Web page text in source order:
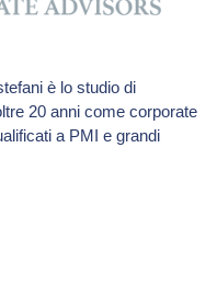
è lo studio di
20 anni come corporate
a PMI e grandi